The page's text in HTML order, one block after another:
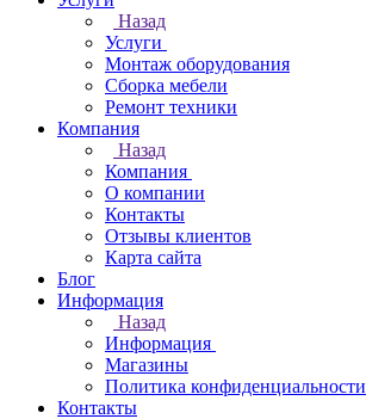
Назад
Услуги
Монтаж оборудования
Сборка мебели
Ремонт техники
Компания
Назад
Компания
О компании
Контакты
Отзывы клиентов
Карта сайта
Блог
Информация
Назад
Информация
Магазины
Политика конфиденциальности
Контакты